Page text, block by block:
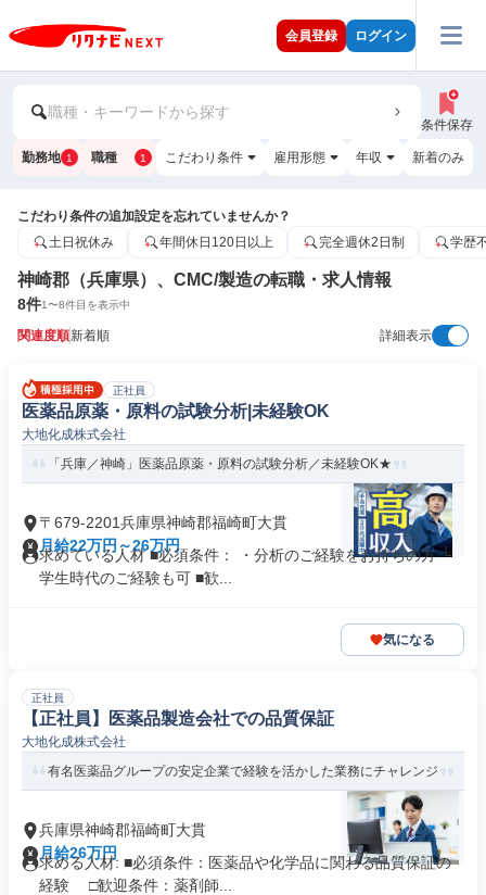
会員登録 ログイン
職種・キーワードから探す
条件保存
勤務地 1 職種 1 こだわり条件 雇用形態 年収 新着のみ
こだわり条件の追加設定を忘れていませんか？
土日祝休み
年間休日120日以上 完全週休2日制 学歴
神崎郡（兵庫県）、CMC/製造の転職・求人情報
8件1〜8件目を表示中
関連度順新着順 詳細表示
正社員
医薬品原薬・原料の試験分析|未経験OK
大地化成株式会社
「兵庫／神崎」医薬品原薬・原料の試験分析／未経験OK★
〒679-2201兵庫県神崎郡福崎町大貫
月給22万円～26万円
求めている人材 ■必須条件： ・分析のご経験をお持ちの方 └
学生時代のご経験も可 ■歓...
気になる
正社員
【正社員】医薬品製造会社での品質保証
大地化成株式会社
有名医薬品グループの安定企業で経験を活かした業務にチャレンジ
兵庫県神崎郡福崎町大貫
月給26万円
求める人材: ■必須条件：医薬品や化学品に関わる品質保証の
経験 □歓迎条件：薬剤師...